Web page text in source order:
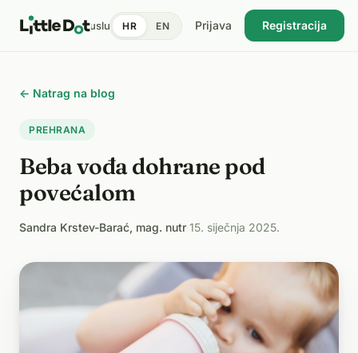
Doktori Pronađi uslugu USKORO CijeneDnevnik zdravljaBlog
HR EN Prijava Registracija
← Natrag na blog
PREHRANA
Beba vođa dohrane pod
povećalom
Sandra Krstev-Barać, mag. nutr 15. siječnja 2025.